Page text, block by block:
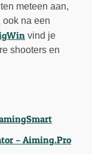
meteen aan,
ook na een
vind je
shooters en
– Aiming.Pro